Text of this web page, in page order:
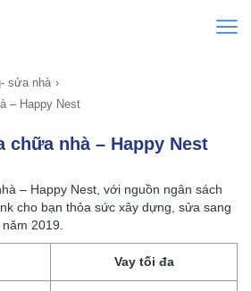
sửa nhà
– Happy Nest
chữa nhà – Happy Nest
– Happy Nest, với nguồn ngân sách
cho bạn thỏa sức xây dựng, sửa sang
2019.
Vay tối đa